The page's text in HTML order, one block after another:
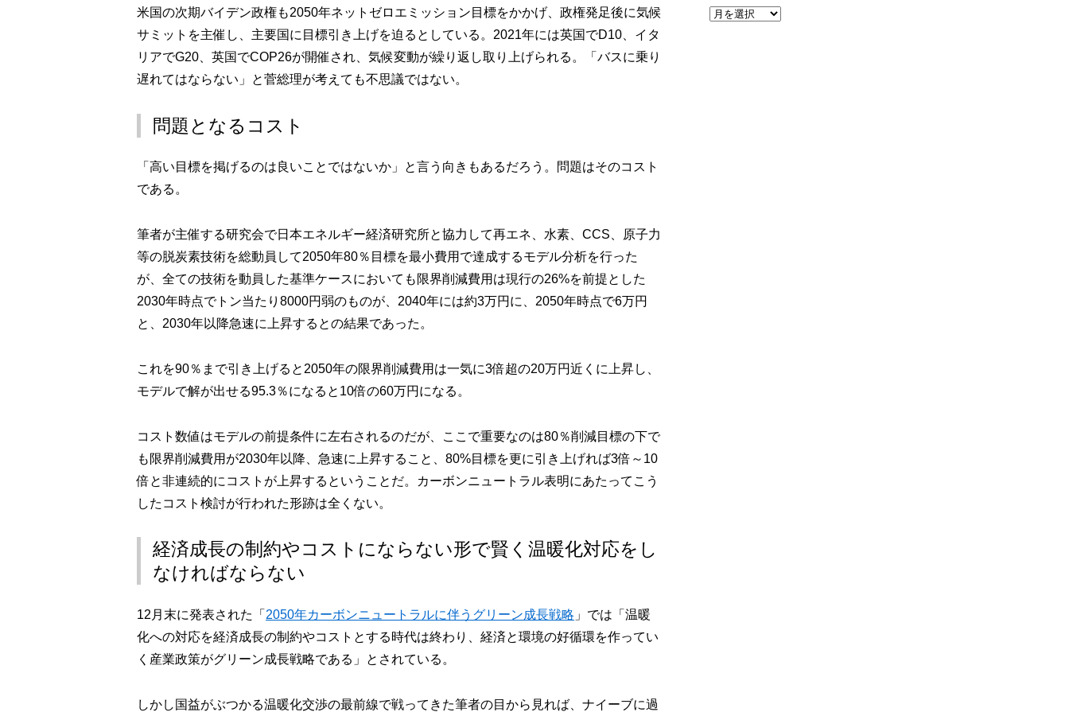
米国の次期バイデン政権も2050年ネットゼロエミッション目標をかかげ、政権発足後に気候
サミットを主催し、主要国に目標引き上げを迫るとしている。2021年には英国でD10、イタ
リアでG20、英国でCOP26が開催され、気候変動が繰り返し取り上げられる。「バスに乗り
遅れてはならない」と菅総理が考えても不思議ではない。
問題となるコスト
「高い目標を掲げるのは良いことではないか」と言う向きもあるだろう。問題はそのコスト
である。
筆者が主催する研究会で日本エネルギー経済研究所と協力して再エネ、水素、CCS、原子力
等の脱炭素技術を総動員して2050年80％目標を最小費用で達成するモデル分析を行った
が、全ての技術を動員した基準ケースにおいても限界削減費用は現行の26%を前提とした
2030年時点でトン当たり8000円弱のものが、2040年には約3万円に、2050年時点で6万円
と、2030年以降急速に上昇するとの結果であった。
これを90％まで引き上げると2050年の限界削減費用は一気に3倍超の20万円近くに上昇し、
モデルで解が出せる95.3％になると10倍の60万円になる。
コスト数値はモデルの前提条件に左右されるのだが、ここで重要なのは80％削減目標の下で
も限界削減費用が2030年以降、急速に上昇すること、80%目標を更に引き上げれば3倍～10
倍と非連続的にコストが上昇するということだ。カーボンニュートラル表明にあたってこう
したコスト検討が行われた形跡は全くない。
経済成長の制約やコストにならない形で賢く温暖化対応をし
なければならない
12月末に発表された「 2050年カーボンニュートラルに伴うグリーン成長戦略 」では「温暖
化への対応を経済成長の制約やコストとする時代は終わり、経済と環境の好循環を作ってい
く産業政策がグリーン成長戦略である」とされている。
しかし国益がぶつかる温暖化交渉の最前線で戦ってきた筆者の目から見れば、ナイーブに過